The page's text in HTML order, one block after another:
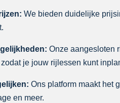
We bieden duidelijke
Onze aangesloten
je jouw rijlessen kunt
Ons platform maakt het
en meer.